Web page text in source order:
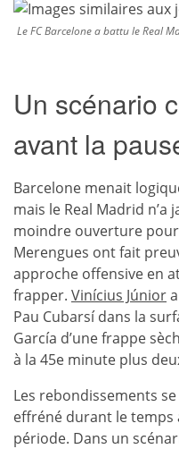
Le FC Barcelone a battu le Real
Un scénario
avant la
Barcelone menait
mais le Real Madrid n’a
moindre ouverture
Merengues ont fait
approche offensive en
frapper. Vinícius Júnior
Pau Cubarsí dans la
García d’une frappe
à la 45e minute plus
Les rebondissements
effréné durant le
période. Dans un